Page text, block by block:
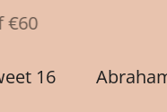
€60
16